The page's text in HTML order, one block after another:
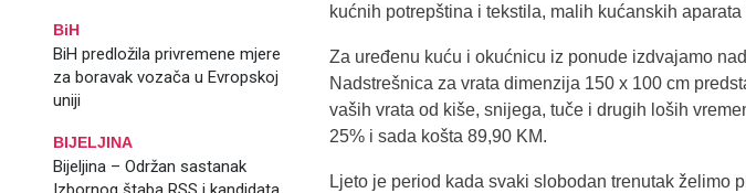
BiH
BiH predložila privremene mjere
za boravak vozača u Evropskoj
uniji
BIJELJINA
Bijeljina – Održan sastanak
kućnih potrepština i tekstila, malih kućanskih
Za uređenu kuću i okućnicu iz ponude izdvajamo
Nadstrešnica za vrata dimenzija 150 x 100 cm
vaših vrata od kiše, snijega, tuče i drugih loših
25% i sada košta 89,90 KM.
Ljeto je period kada svaki slobodan trenutak želimo